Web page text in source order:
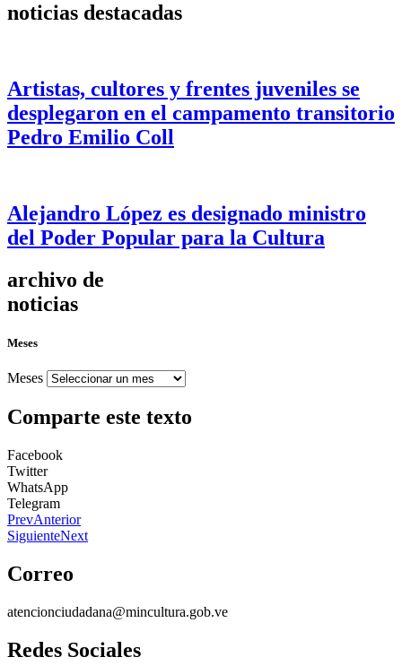
noticias destacadas
Artistas, cultores y frentes juveniles se
desplegaron en el campamento transitorio
Pedro Emilio Coll
Alejandro López es designado ministro
del Poder Popular para la Cultura
archivo de
noticias
Meses
Meses
Comparte este texto
Facebook
Twitter
WhatsApp
Telegram
PrevAnterior
SiguienteNext
Correo
atencionciudadana@mincultura.gob.ve
Redes Sociales